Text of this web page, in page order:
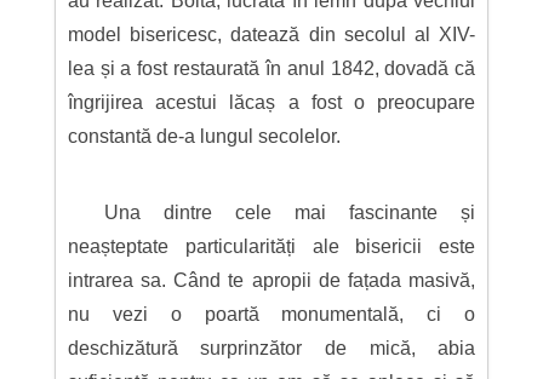
model bisericesc, datează din secolul al XIV-
lea și a fost restaurată în anul 1842, dovadă că
îngrijirea acestui lăcaș a fost o preocupare
constantă de-a lungul secolelor.
Una dintre cele mai fascinante și
neașteptate particularități ale bisericii este
intrarea sa. Când te apropii de fațada masivă,
nu vezi o poartă monumentală, ci o
deschizătură surprinzător de mică, abia